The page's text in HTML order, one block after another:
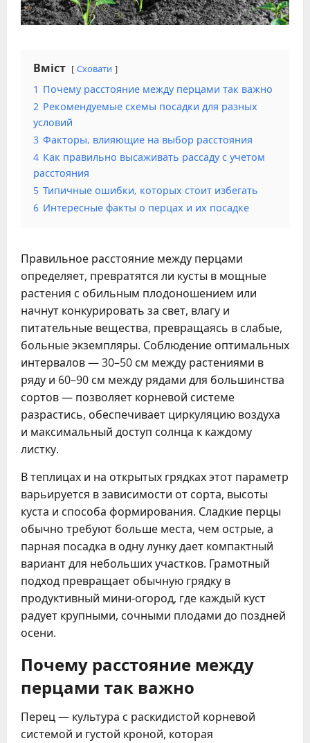
Вміст Сховати
1 Почему расстояние между перцами так важно
2 Рекомендуемые схемы посадки для разных
условий
3 Факторы, влияющие на выбор расстояния
4 Как правильно высаживать рассаду с учетом
расстояния
5 Типичные ошибки, которых стоит избегать
6 Интересные факты о перцах и их посадке
Правильное расстояние между перцами
определяет, превратятся ли кусты в мощные
растения с обильным плодоношением или
начнут конкурировать за свет, влагу и
питательные вещества, превращаясь в слабые,
больные экземпляры. Соблюдение оптимальных
интервалов — 30–50 см между растениями в
ряду и 60–90 см между рядами для большинства
сортов — позволяет корневой системе
разрастись, обеспечивает циркуляцию воздуха
и максимальный доступ солнца к каждому
листку.
В теплицах и на открытых грядках этот параметр
варьируется в зависимости от сорта, высоты
куста и способа формирования. Сладкие перцы
обычно требуют больше места, чем острые, а
парная посадка в одну лунку дает компактный
вариант для небольших участков. Грамотный
подход превращает обычную грядку в
продуктивный мини-огород, где каждый куст
радует крупными, сочными плодами до поздней
осени.
Почему расстояние между
перцами так важно
Перец — культура с раскидистой корневой
системой и густой кроной, которая